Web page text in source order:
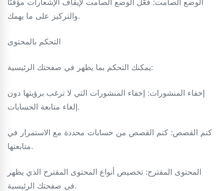
والتركيز على ما يهمك.
التحكم بالمحتوى
يمكنك التحكم بما يظهر في صفحتك الرئيسية:
إخفاء المنشورات: إخفاء المنشورات التي لا ترغب برؤيتها دون
إلغاء متابعة الحسابات.
كتم القصص: كتم القصص من حسابات محددة مع الاستمرار في
متابعتها.
المحتوى المقترح: تخصيص أنواع المحتوى المقترح الذي يظهر
في صفحتك الرئيسية.